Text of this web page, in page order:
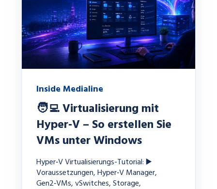
Inside Medialine
🧑‍💻 Virtualisierung mit
Hyper‑V – So erstellen Sie
VMs unter Windows
Hyper‑V Virtualisierungs-Tutorial: ▶️
Voraussetzungen, Hyper‑V Manager,
Gen2‑VMs, vSwitches, Storage,